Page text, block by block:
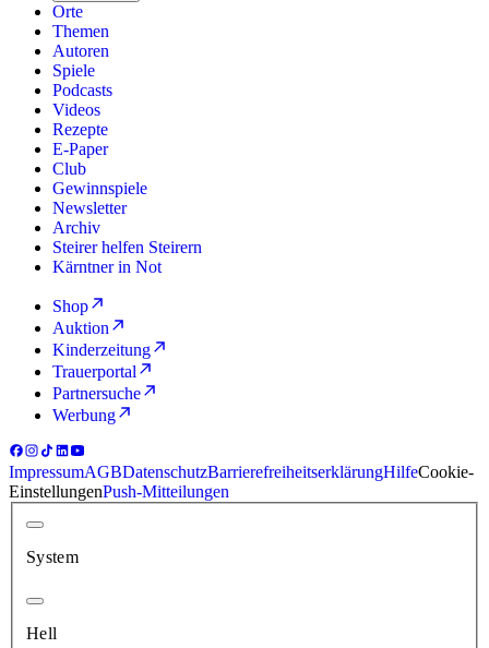
Orte
Themen
Autoren
Spiele
Podcasts
Videos
Rezepte
E-Paper
Club
Gewinnspiele
Newsletter
Archiv
Steirer helfen Steirern
Kärntner in Not
Shop
Auktion
Kinderzeitung
Trauerportal
Partnersuche
Werbung
ImpressumAGBDatenschutzBarrierefreiheitserklärungHilfeCookie-
EinstellungenPush-Mitteilungen
System
Hell